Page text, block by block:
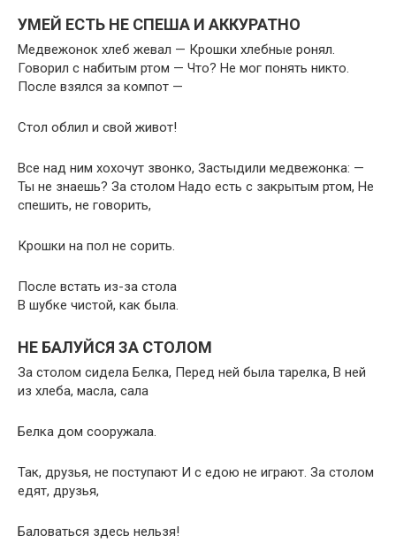
УМЕЙ ЕСТЬ НЕ СПЕША И АККУРАТНО
Медвежонок хлеб жевал — Крошки хлебные ронял.
Говорил с набитым ртом — Что? Не мог понять никто.
После взялся за компот —
Стол облил и свой живот!
Все над ним хохочут звонко, Застыдили медвежонка: —
Ты не знаешь? За столом Надо есть с закрытым ртом, Не
спешить, не говорить,
Крошки на пол не сорить.
После встать из-за стола
В шубке чистой, как была.
НЕ БАЛУЙСЯ ЗА СТОЛОМ
За столом сидела Белка, Перед ней была тарелка, В ней
из хлеба, масла, сала
Белка дом сооружала.
Так, друзья, не поступают И с едою не играют. За столом
едят, друзья,
Баловаться здесь нельзя!